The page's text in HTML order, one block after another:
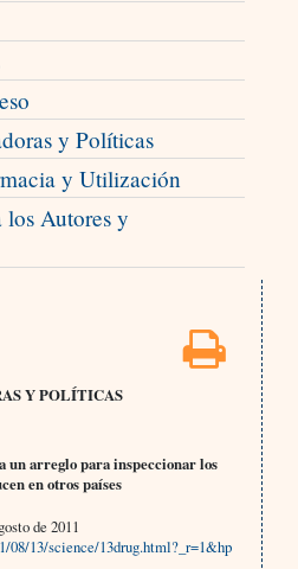
y Políticas
y Utilización
Autores y
Y POLÍTICAS
un arreglo para inspeccionar los
en otros países
de 2011
08/13/science/13drug.html?_r=1&hp